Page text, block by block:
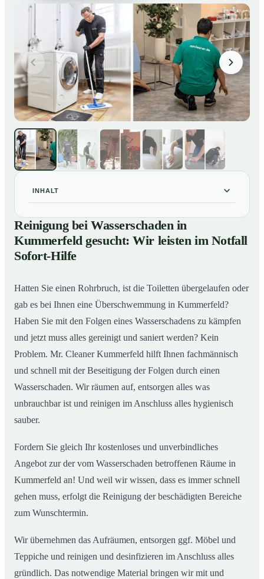
INHALT
01Reinigung bei Wasserschaden in Kummerfeld gesucht:
Wir leisten im Notfall Sofort-Hilfe
So läuft die Reinigung nach Wasserschaden in
Kummerfeld ab
Reinigung bei Wasserschaden in
Kummerfeld gesucht: Wir leisten im Notfall
Sofort-Hilfe
Hatten Sie einen Rohrbruch, ist die Toiletten übergelaufen oder
gab es bei Ihnen eine Überschwemmung in Kummerfeld?
Haben Sie mit den Folgen eines Wasserschadens zu kämpfen
und jetzt muss alles gereinigt und saniert werden? Kein
Problem. Mr. Cleaner Kummerfeld hilft Ihnen fachmännisch
und schnell mit der Beseitigung der Folgen durch einen
Wasserschaden. Wir räumen auf, entsorgen alles was
unbrauchbar ist und reinigen im Anschluss alles hygienisch
sauber.
Fordern Sie gleich Ihr kostenloses und unverbindliches
Angebot zur der vom Wasserschaden betroffenen Räume in
Kummerfeld an! Und weil wir wissen, dass es immer schnell
gehen muss, erfolgt die Reinigung der beschädigten Bereiche
zum Wunschtermin.
Wir übernehmen das Aufräumen, entsorgen ggf. Möbel und
Teppiche und reinigen und desinfizieren im Anschluss alles
gründlich. Das notwendige Material bringen wir mit und